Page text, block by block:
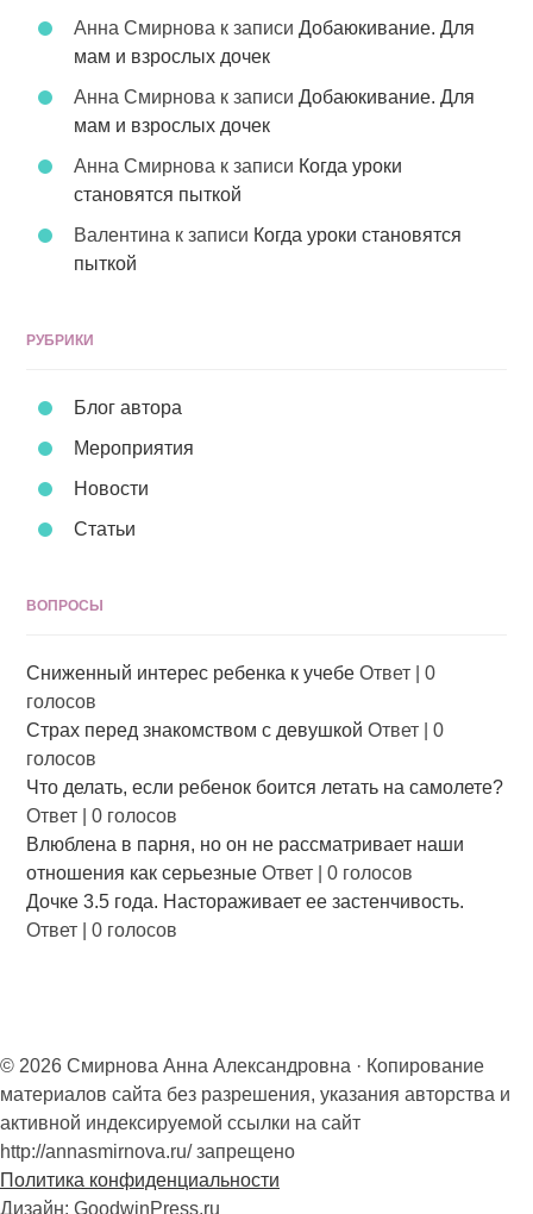
Анна Смирнова к записиДобаюкивание. Для
мам и взрослых дочек
Анна Смирнова к записиДобаюкивание. Для
мам и взрослых дочек
Анна Смирнова к записи Когда уроки
становятся пыткой
Валентина к записи Когда уроки становятся
пыткой
РУБРИКИ
Блог автора
Мероприятия
Новости
Статьи
ВОПРОСЫ
Сниженный интерес ребенка к учебе Ответ |0
голосов
Страх перед знакомством с девушкой Ответ |0
голосов
Что делать, если ребенок боится летать на самолете?
Ответ |0 голосов
Влюблена в парня, но он не рассматривает наши
отношения как серьезные Ответ |0 голосов
Дочке 3.5 года. Настораживает ее застенчивость.
Ответ |0 голосов
© 2026 Смирнова Анна Александровна · Копирование
материалов сайта без разрешения, указания авторства и
активной индексируемой ссылки на сайт
http://annasmirnova.ru/ запрещено
Политика конфиденциальности
Дизайн: GoodwinPress.ru